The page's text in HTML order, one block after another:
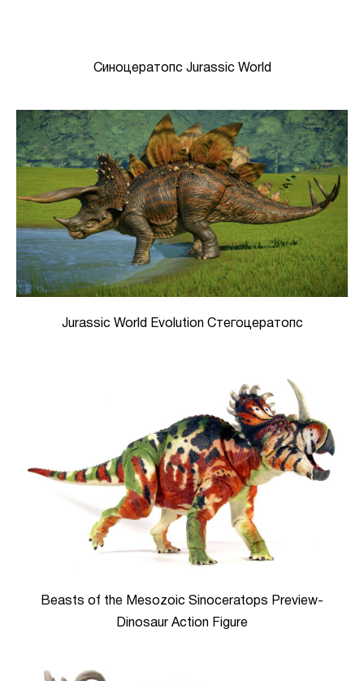
Синоцератопс Jurassic World
Jurassic World Evolution Стегоцератопс
Beasts of the Mesozoic Sinoceratops Preview-
Dinosaur Action Figure